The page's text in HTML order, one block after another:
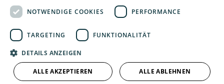
NOTWENDIGE COOKIES
PERFORMANCE
TARGETING FUNKTIONALITÄT
DETAILS ANZEIGEN
ALLE AKZEPTIEREN ALLE ABLEHNEN